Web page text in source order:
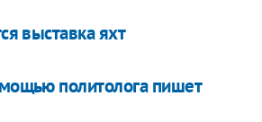
выставка яхт
политолога пишет